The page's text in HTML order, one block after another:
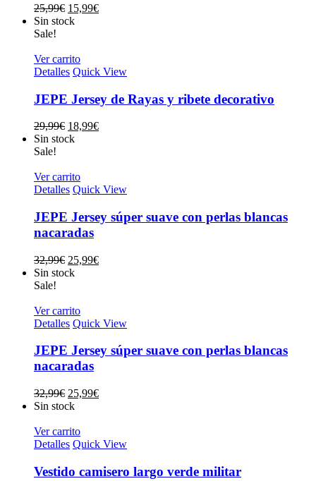
25,99€ El
precio
25,99€.
15,99€El
Sin stock
Sale!
Ver carrito
Detalles Quick View
JEPE Jersey de Rayas y ribete decorativo
29,99€ El
precio
29,99€.
18,99€El
Sin stock
Sale!
Ver carrito
Detalles Quick View
JEPE Jersey súper suave con perlas blancas
nacaradas
32,99€ El
precio
32,99€.
25,99€El
Sin stock
Sale!
Ver carrito
Detalles Quick View
JEPE Jersey súper suave con perlas blancas
nacaradas
32,99€ El
precio
era:
32,99€.
25,99€El
25,99€.
Sin stock
Ver carrito
Detalles Quick View
Vestido camisero largo verde militar